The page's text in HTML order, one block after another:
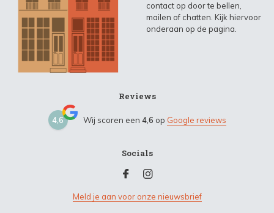
contact op door te bellen,
mailen of chatten. Kijk hiervoor
onderaan op de pagina.
Reviews
4,6 Wij scoren een 4,6 op Google reviews
Socials
Meld je aan voor onze nieuwsbrief